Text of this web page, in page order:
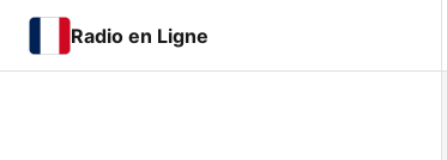
Radio en Ligne